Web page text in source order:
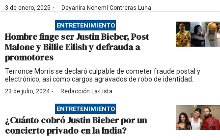
3 de enero, 2025 · Deyanira Nohemí Contreras Luna
ENTRETENIMIENTO
Hombre finge ser Justin Bieber, Post
Malone y Billie Eilish y defrauda a
promotores
Terronce Morris se declaró culpable de cometer fraude postal y
electrónico, así como cargos agravados de robo de identidad.
23 de julio, 2024· Redacción La-Lista
ENTRETENIMIENTO
¿Cuánto cobró Justin Bieber por un
concierto privado en la India?